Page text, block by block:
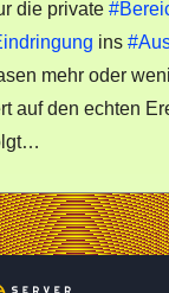
die private
ins
mehr oder
auf den echten